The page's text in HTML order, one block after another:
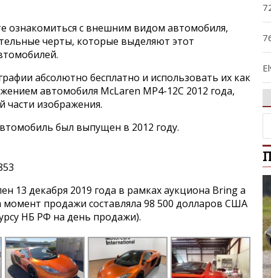
ознакомиться с внешним видом автомобиля,
черты, которые выделяют этот
абсолютно бесплатно и использовать их как
автомобиля McLaren MP4-12C 2012 года,
части изображения.
был выпущен в 2012 году.
13 декабря 2019 года в рамках аукциона Bring a
продажи составляла 98 500 долларов США
НБ РФ на день продажи).